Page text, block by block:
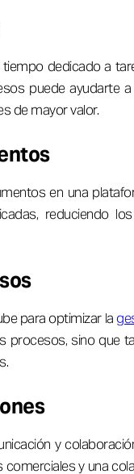
dedicado a
puede ayudarte
de mayor valor.
en una
reduciendo
para optimizar la
procesos, sino que
y
y una